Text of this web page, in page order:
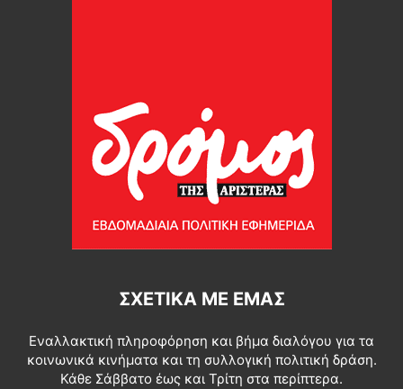
ΣΧΕΤΙΚΆ ΜΕ ΕΜΆΣ
Εναλλακτική πληροφόρηση και βήμα διαλόγου για τα
κοινωνικά κινήματα και τη συλλογική πολιτική δράση.
Κάθε Σάββατο έως και Τρίτη στα περίπτερα.